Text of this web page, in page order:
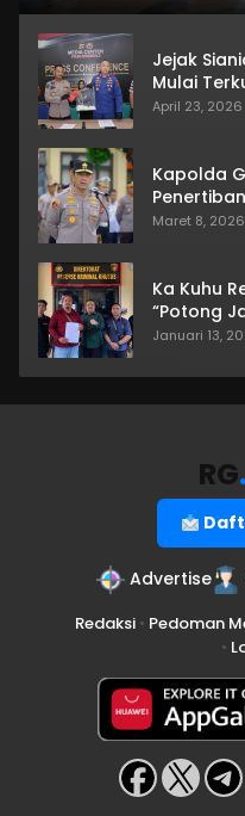
Jejak
Mulai
April 23, 2026
Kapolda
Maret 8, 2026
Ka Kuhu
“Potong
Januari 13,
RG
Advertise
Redaksi• Pedoman
•